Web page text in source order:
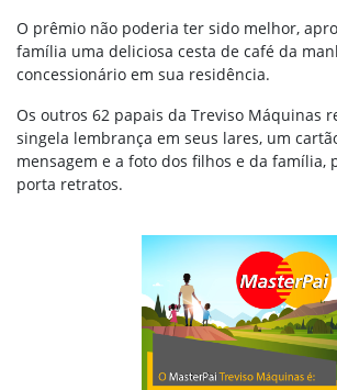
O prêmio não poderia ter sido melhor,
família uma deliciosa cesta de café da
concessionário em sua residência.
Os outros 62 papais da Treviso Máquinas
singela lembrança em seus lares, um
mensagem e a foto dos filhos e da família,
porta retratos.